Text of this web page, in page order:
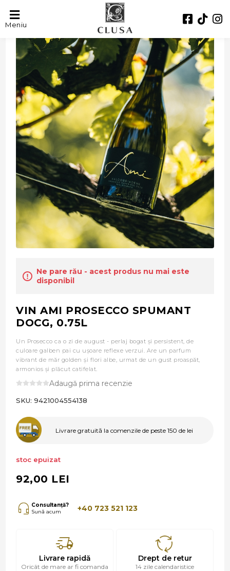
Meniu
Ne pare rău - acest produs nu mai este
disponibil
VIN AMI PROSECCO SPUMANT
DOCG, 0.75L
Un Prosecco ca o zi de august - perlaj bogat și persistent, de
culoare galben pai cu ușoare reflexe verzui. Are un parfum
vibrant de măr golden și flori albe, urmat de un gust proaspăt,
armonios și plăcut catifelat.
Adaugă prima recenzie
SKU: 9421004554138
Livrare gratuită la comenzile de peste 150 de lei
stoc epuizat
92,00 LEI
Consultanță?
Sună acum
+40 723 521 123
Livrare rapidă
Oricât de mare ar fi comanda
Drept de retur
14 zile calendaristice